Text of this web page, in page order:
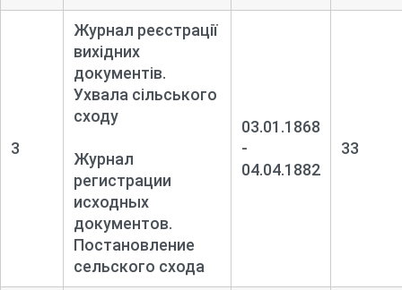
3
Журнал реєстрації
вихідних
документів.
Ухвала сільського
сходу
Журнал
регистрации
исходных
документов.
Постановление
сельского схода
03.01.1868
-
04.04.1882
33